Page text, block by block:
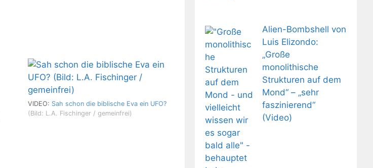
VIDEO: Sah schon die biblische Eva ein UFO?
(Bild: L.A. Fischinger / gemeinfrei)
Alien-Bombshell von
Luis Elizondo:
„Große
monolithische
Strukturen auf dem
Mond“ – „sehr
faszinierend“
(Video)